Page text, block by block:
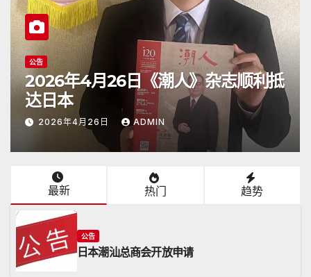
公告
2026年4月26日《潮人》杂志顺利抵
达日本
2026年4月26日 ADMIN
最新 热门 趋势
公告
日本潮汕总商会开放申请